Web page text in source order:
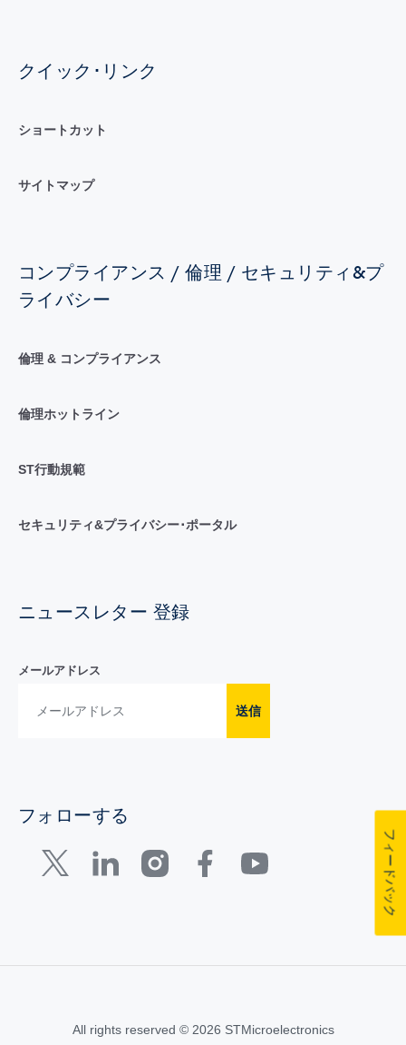
クイック･リンク
ショートカット
サイトマップ
コンプライアンス / 倫理 / セキュリティ&プ
ライバシー
倫理 & コンプライアンス
倫理ホットライン
ST行動規範
セキュリティ&プライバシー･ポータル
ニュースレター 登録
メールアドレス
送信
フォローする
All rights reserved © 2026 STMicroelectronics
フィードバック